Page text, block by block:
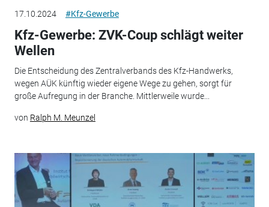
17.10.2024 #Kfz-Gewerbe
Kfz-Gewerbe: ZVK-Coup schlägt weiter
Wellen
Die Entscheidung des Zentralverbands des Kfz-Handwerks,
wegen AÜK künftig wieder eigene Wege zu gehen, sorgt für
große Aufregung in der Branche. Mittlerweile wurde...
von Ralph M. Meunzel